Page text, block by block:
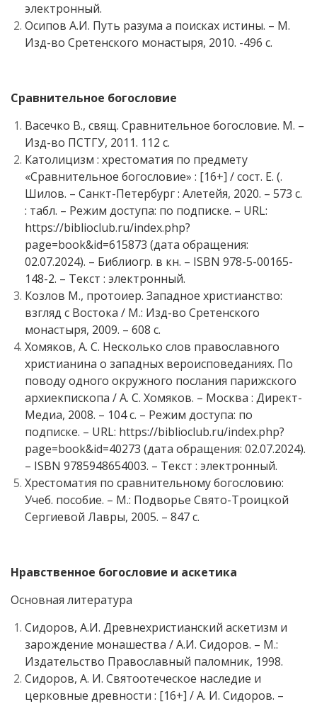
электронный.
Осипов А.И. Путь разума а поисках истины. – М.
Изд-во Сретенского монастыря, 2010. -496 с.
Сравнительное богословие
Васечко В., свящ. Сравнительное богословие. М. –
Изд-во ПСТГУ, 2011. 112 с.
Католицизм : хрестоматия по предмету
«Сравнительное богословие» : [16+] / сост. Е. (.
Шилов. – Санкт-Петербург : Алетейя, 2020. – 573 с.
: табл. – Режим доступа: по подписке. – URL:
https://biblioclub.ru/index.php?
page=book&id=615873 (дата обращения:
02.07.2024). – Библиогр. в кн. – ISBN 978-5-00165-
148-2. – Текст : электронный.
Козлов М., протоиер. Западное христианство:
взгляд с Востока / М.: Изд-во Сретенского
монастыря, 2009. – 608 с.
Хомяков, А. С. Несколько слов православного
христианина о западных вероисповеданиях. По
поводу одного окружного послания парижского
архиекпископа / А. С. Хомяков. – Москва : Директ-
Медиа, 2008. – 104 с. – Режим доступа: по
подписке. – URL: https://biblioclub.ru/index.php?
page=book&id=40273 (дата обращения: 02.07.2024).
– ISBN 9785948654003. – Текст : электронный.
Хрестоматия по сравнительному богословию:
Учеб. пособие. – М.: Подворье Свято-Троицкой
Сергиевой Лавры, 2005. – 847 с.
Нравственное богословие и аскетика
Основная литература
Сидоров, А.И. Древнехристианский аскетизм и
зарождение монашества / А.И. Сидоров. – М.:
Издательство Православный паломник, 1998.
Сидоров, А. И. Святоотеческое наследие и
церковные древности : [16+] / А. И. Сидоров. –